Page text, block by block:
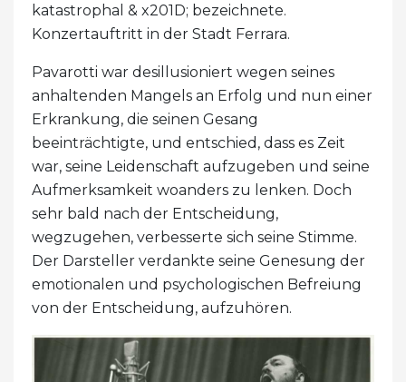
katastrophal & x201D; bezeichnete.
Konzertauftritt in der Stadt Ferrara.
Pavarotti war desillusioniert wegen seines
anhaltenden Mangels an Erfolg und nun einer
Erkrankung, die seinen Gesang
beeinträchtigte, und entschied, dass es Zeit
war, seine Leidenschaft aufzugeben und seine
Aufmerksamkeit woanders zu lenken. Doch
sehr bald nach der Entscheidung,
wegzugehen, verbesserte sich seine Stimme.
Der Darsteller verdankte seine Genesung der
emotionalen und psychologischen Befreiung
von der Entscheidung, aufzuhören.